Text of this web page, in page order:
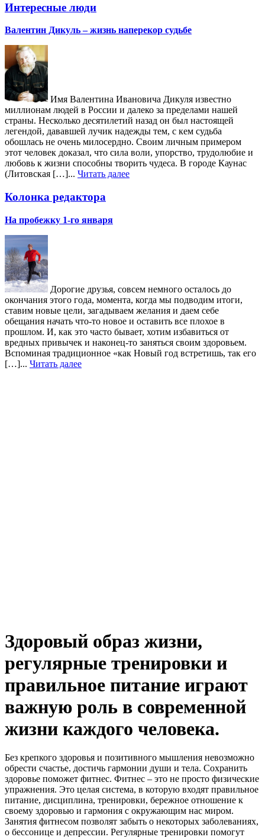
Интересные люди
Валентин Дикуль – жизнь наперекор судьбе
Имя Валентина Ивановича Дикуля известно
миллионам людей в России и далеко за пределами нашей
страны. Несколько десятилетий назад он был настоящей
легендой, дававшей лучик надежды тем, с кем судьба
обошлась не очень милосердно. Своим личным примером
этот человек доказал, что сила воли, упорство, трудолюбие и
любовь к жизни способны творить чудеса. В городе Каунас
(Литовская […]... Читать далее
Колонка редактора
На пробежку 1-го января
Дорогие друзья, совсем немного осталось до
окончания этого года, момента, когда мы подводим итоги,
ставим новые цели, загадываем желания и даем себе
обещания начать что-то новое и оставить все плохое в
прошлом. И, как это часто бывает, хотим избавиться от
вредных привычек и наконец-то заняться своим здоровьем.
Вспоминая традиционное «как Новый год встретишь, так его
[…]... Читать далее
Здоровый образ жизни,
регулярные тренировки и
правильное питание играют
важную роль в современной
жизни каждого человека.
Без крепкого здоровья и позитивного мышления невозможно
обрести счастье, достичь гармонии души и тела. Сохранить
здоровье поможет фитнес. Фитнес – это не просто физические
упражнения. Это целая система, в которую входят правильное
питание, дисциплина, тренировки, бережное отношение к
своему здоровью и гармония с окружающим нас миром.
Занятия фитнесом позволят забыть о некоторых заболеваниях,
о бессонице и депрессии. Регулярные тренировки помогут